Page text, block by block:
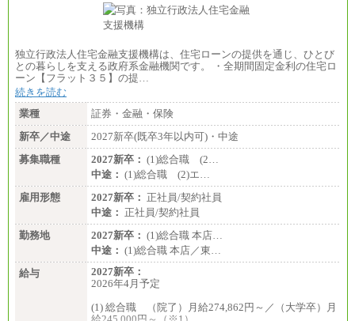
独立行政法人住宅金融支援機構は、住宅ローンの提供を通じ、ひとび
との暮らしを支える政府系金融機関です。 ・全期間固定金利の住宅ロ
ーン【フラット３５】の提…
続きを読む
業種
証券・金融・保険
新卒／中途
2027新卒(既卒3年以内可)・中途
募集職種
2027新卒： (1)総合職 (2…
中途： (1)総合職 (2)エ…
雇用形態
2027新卒： 正社員/契約社員
中途： 正社員/契約社員
勤務地
2027新卒： (1)総合職 本店…
中途： (1)総合職 本店／東…
給与
2027新卒：
2026年4月予定
(1) 総合職 （院了）月給274,862円～／（大学卒）月